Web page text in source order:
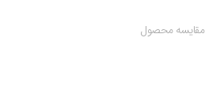
مقایسه محصول